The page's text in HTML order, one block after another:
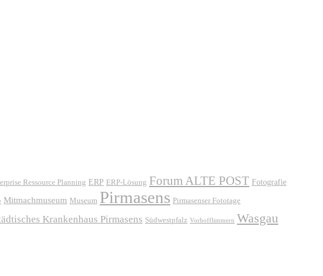
Ressource Planning ERP ERP-Lösung Forum ALTE POST Fotografie
Mitmachmuseum Museum Pirmasens Pirmasenser Fototage
Krankenhaus Pirmasens Südwestpfalz Vorhofflimmern Wasgau